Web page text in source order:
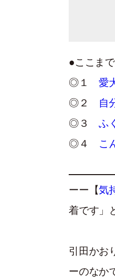
●ここま
◎１愛
◎２ 自
◎３ふ
◎４ こ
ーー【気
着です」
引田かお
ーのなか